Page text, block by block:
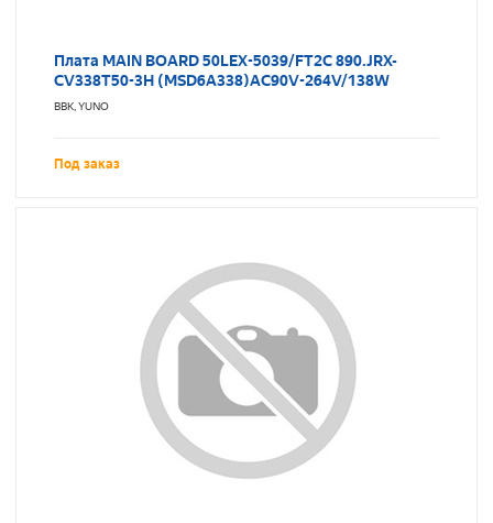
Плата MAIN BOARD 50LEX-5039/FT2C 890.JRX-
CV338T50-3H (MSD6A338)AC90V-264V/138W
BBK, YUNO
Под заказ